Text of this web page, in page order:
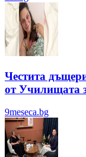
Честита
от Училищата
9meseca.bg